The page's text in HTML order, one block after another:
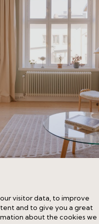
76 kvm, 2.5 rok
7 695 000 kr utgångspris
visitor data, to improve
and to give you a great
about the cookies we